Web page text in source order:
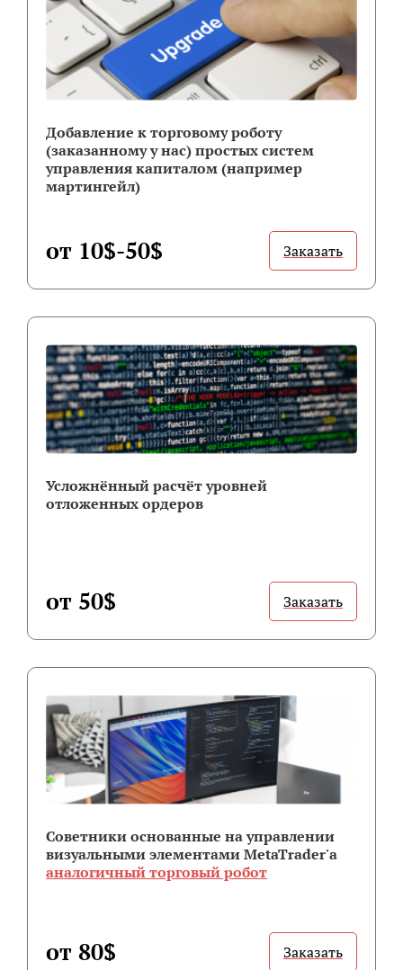
Добавление к торговому роботу
(заказанному у нас) простых систем
управления капиталом (например
мартингейл)
от 10$-50$ Заказать
Усложнённый расчёт уровней
отложенных ордеров
от 50$ Заказать
Советники основанные на управлении
визуальными элементами MetaTrader'а
аналогичный торговый робот
от 80$ Заказать